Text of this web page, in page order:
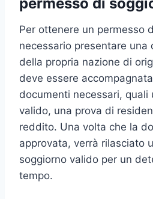
Per ottenere un permesso
necessario presentare una
della propria nazione di
deve essere
documenti necessari, quali
valido, una prova di
reddito. Una volta che la
approvata, verrà rilasciato
soggiorno valido per un
tempo.